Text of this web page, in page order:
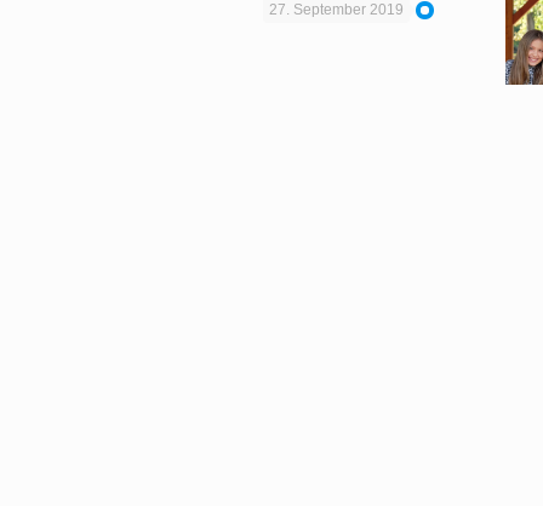
27. September 2019